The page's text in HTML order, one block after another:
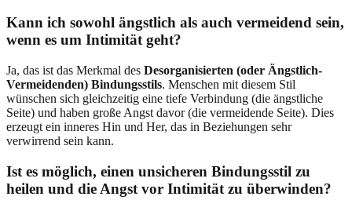
Kann ich sowohl ängstlich als auch vermeidend sein,
wenn es um Intimität geht?
Ja, das ist das Merkmal des Desorganisierten (oder Ängstlich-
Vermeidenden) Bindungsstils. Menschen mit diesem Stil
wünschen sich gleichzeitig eine tiefe Verbindung (die ängstliche
Seite) und haben große Angst davor (die vermeidende Seite). Dies
erzeugt ein inneres Hin und Her, das in Beziehungen sehr
verwirrend sein kann.
Ist es möglich, einen unsicheren Bindungsstil zu
heilen und die Angst vor Intimität zu überwinden?